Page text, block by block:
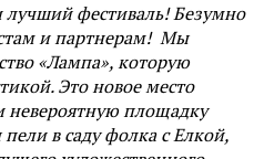
фестиваль! Безумно
и партнерам! Мы
«Лампа», которую
Это новое место
невероятную площадку
в саду фолка с Елкой,